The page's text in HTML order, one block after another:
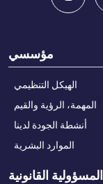
مؤسسي
الهيكل التنظيمي
المهمة، الرؤية والقيم
أنشطة الجودة لدينا
الموارد البشرية
المسؤولية القانونية